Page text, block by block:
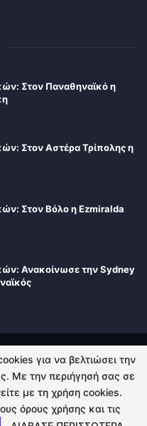
Στον Παναθηναϊκό η
Στον Αστέρα Τρίπολης η
Στον Βόλο η Ezmiralda
Ανακοίνωσε την Sydney
ΕΠΙΚΟΙΝΩΝΙΑ
Rights Reserved.
για να βελτιώσει την
Με την περιήγησή σας σε
με τη χρήση cookies.
όρους χρήσης και τις